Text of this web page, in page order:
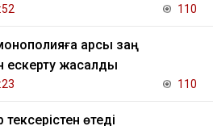
110
қарсы заң
ескерту жасалды
110
өтеді